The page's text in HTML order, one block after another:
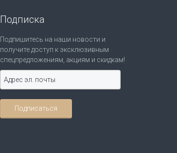
Подписка
Подпишитесь на наши новости и
получите доступ к эксклюзивным
спецпредложениям, акциям и скидкам!